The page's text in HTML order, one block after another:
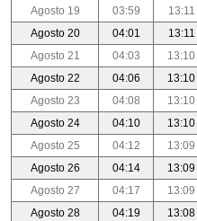
Agosto 19
03:59 13:11
Agosto 20
04:01 13:11
Agosto 21
04:03 13:10
Agosto 22
04:06 13:10
Agosto 23
04:08 13:10
Agosto 24
04:10 13:10
Agosto 25
04:12 13:09
Agosto 26
04:14 13:09
Agosto 27
04:17 13:09
Agosto 28
04:19 13:08